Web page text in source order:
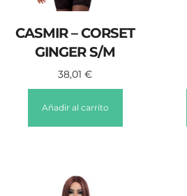
CASMIR – CORSET
GINGER S/M
38,01€
Añadir al carrito